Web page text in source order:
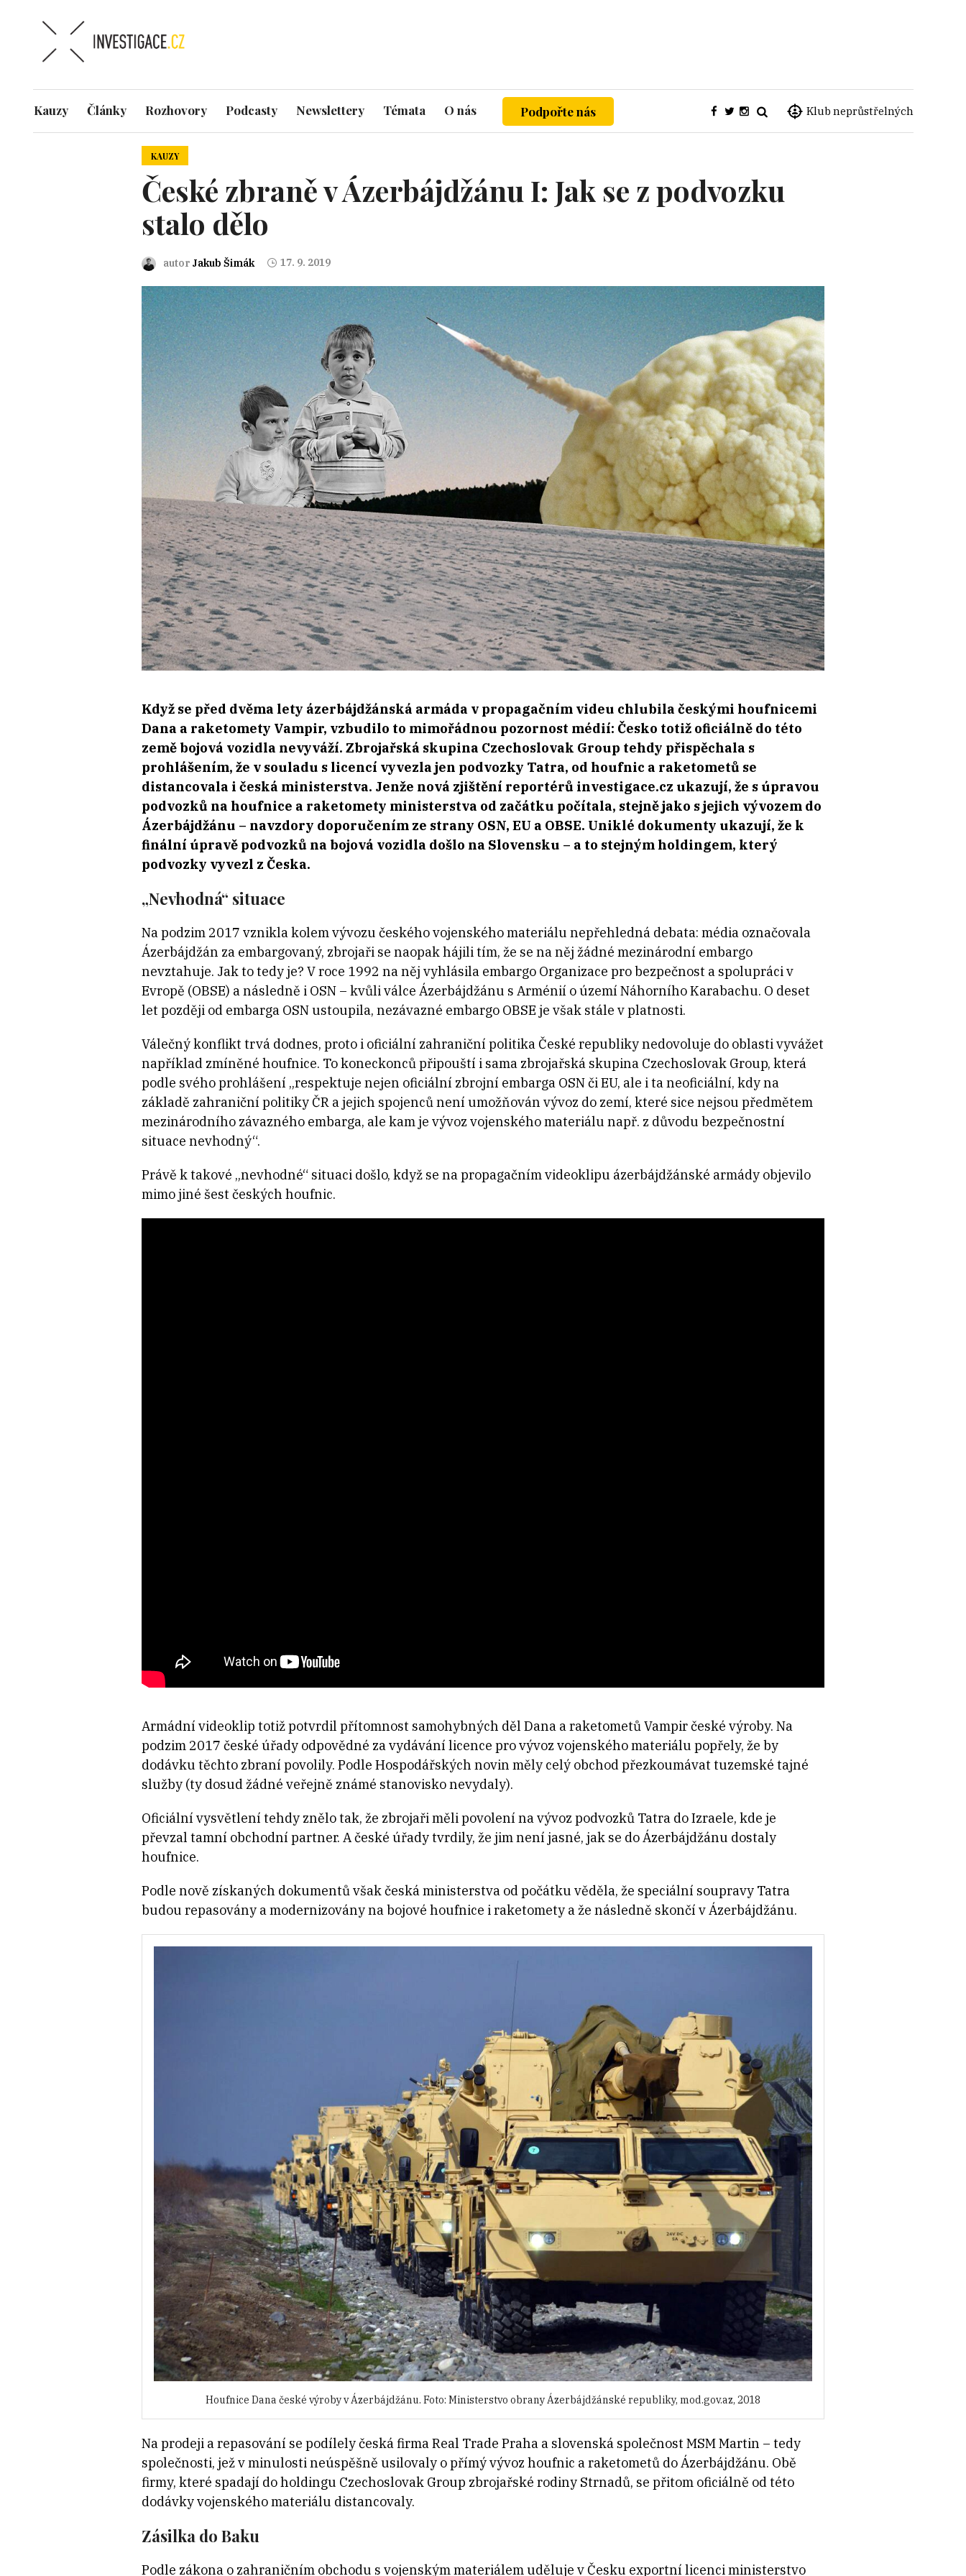
Klub neprůstřelných
Kauzy Články Rozhovory Podcasty Newslettery Témata O nás Podpořte nás
KAUZY
České zbraně v Ázerbájdžánu I: Jak se z podvozku
stalo dělo
autor Jakub Šimák 17. 9. 2019
Když se před dvěma lety ázerbájdžánská armáda v propagačním videu chlubila českými houfnicemi
Dana a raketomety Vampir, vzbudilo to mimořádnou pozornost médií: Česko totiž oficiálně do této
země bojová vozidla nevyváží. Zbrojařská skupina Czechoslovak Group tehdy přispěchala s
prohlášením, že v souladu s licencí vyvezla jen podvozky Tatra, od houfnic a raketometů se
distancovala i česká ministerstva. Jenže nová zjištění reportérů investigace.cz ukazují, že s úpravou
podvozků na houfnice a raketomety ministerstva od začátku počítala, stejně jako s jejich vývozem do
Ázerbájdžánu – navzdory doporučením ze strany OSN, EU a OBSE. Uniklé dokumenty ukazují, že k
finální úpravě podvozků na bojová vozidla došlo na Slovensku – a to stejným holdingem, který
podvozky vyvezl z Česka.
„Nevhodná“ situace
Na podzim 2017 vznikla kolem vývozu českého vojenského materiálu nepřehledná debata: média označovala
Ázerbájdžán za embargovaný, zbrojaři se naopak hájili tím, že se na něj žádné mezinárodní embargo
nevztahuje. Jak to tedy je? V roce 1992 na něj vyhlásila embargo Organizace pro bezpečnost a spolupráci v
Evropě (OBSE) a následně i OSN – kvůli válce Ázerbájdžánu s Arménií o území Náhorního Karabachu. O deset
let později od embarga OSN ustoupila, nezávazné embargo OBSE je však stále v platnosti.
Válečný konflikt trvá dodnes, proto i oficiální zahraniční politika České republiky nedovoluje do oblasti vyvážet
například zmíněné houfnice. To koneckonců připouští i sama zbrojařská skupina Czechoslovak Group, která
podle svého prohlášení „respektuje nejen oficiální zbrojní embarga OSN či EU, ale i ta neoficiální, kdy na
základě zahraniční politiky ČR a jejich spojenců není umožňován vývoz do zemí, které sice nejsou předmětem
mezinárodního závazného embarga, ale kam je vývoz vojenského materiálu např. z důvodu bezpečnostní
situace nevhodný“.
Právě k takové „nevhodné“ situaci došlo, když se na propagačním videoklipu ázerbájdžánské armády objevilo
mimo jiné šest českých houfnic.
Armádní videoklip totiž potvrdil přítomnost samohybných děl Dana a raketometů Vampir české výroby. Na
podzim 2017 české úřady odpovědné za vydávání licence pro vývoz vojenského materiálu popřely, že by
dodávku těchto zbraní povolily. Podle Hospodářských novin měly celý obchod přezkoumávat tuzemské tajné
služby (ty dosud žádné veřejně známé stanovisko nevydaly).
Oficiální vysvětlení tehdy znělo tak, že zbrojaři měli povolení na vývoz podvozků Tatra do Izraele, kde je
převzal tamní obchodní partner. A české úřady tvrdily, že jim není jasné, jak se do Ázerbájdžánu dostaly
houfnice.
Podle nově získaných dokumentů však česká ministerstva od počátku věděla, že speciální soupravy Tatra
budou repasovány a modernizovány na bojové houfnice i raketomety a že následně skončí v Ázerbájdžánu.
Houfnice Dana české výroby v Ázerbájdžánu. Foto: Ministerstvo obrany Ázerbájdžánské republiky, mod.gov.az, 2018
Na prodeji a repasování se podílely česká firma Real Trade Praha a slovenská společnost MSM Martin – tedy
společnosti, jež v minulosti neúspěšně usilovaly o přímý vývoz houfnic a raketometů do Ázerbájdžánu. Obě
firmy, které spadají do holdingu Czechoslovak Group zbrojařské rodiny Strnadů, se přitom oficiálně od této
dodávky vojenského materiálu distancovaly.
Zásilka do Baku
Podle zákona o zahraničním obchodu s vojenským materiálem uděluje v Česku exportní licenci ministerstvo